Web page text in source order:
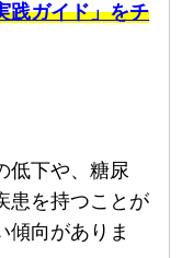
践ガイド」をチ
低下や、糖尿
患を持つことが
傾向がありま